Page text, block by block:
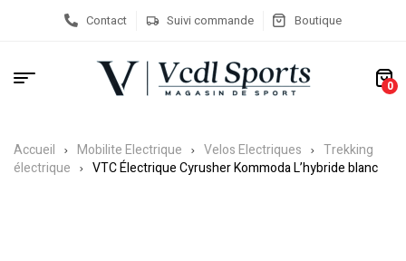
Contact Suivi commande Boutique
0
Accueil Mobilite Electrique Velos Electriques
Trekking
électrique
VTC Électrique Cyrusher Kommoda L’hybride blanc